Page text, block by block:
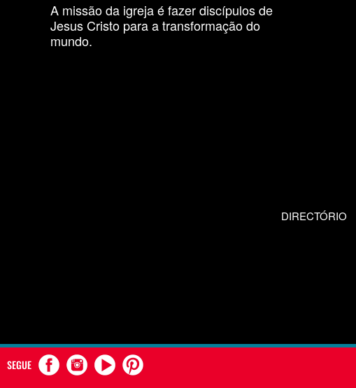
A missão da igreja é fazer discípulos de
Jesus Cristo para a transformação do
mundo.
DIRECTÓRIO
SEGUE